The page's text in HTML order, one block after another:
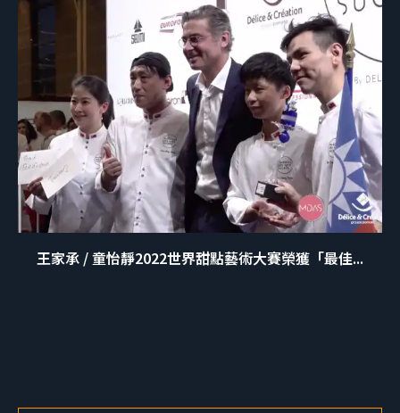
王家承 / 童怡靜2022世界甜點藝術大賽榮獲「最佳...